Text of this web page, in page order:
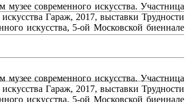
современного искусства. Участница
Гараж, 2017, выставки Трудности
искусства, 5-ой Московской биеннале
современного искусства. Участница
Гараж, 2017, выставки Трудности
искусства, 5-ой Московской биеннале